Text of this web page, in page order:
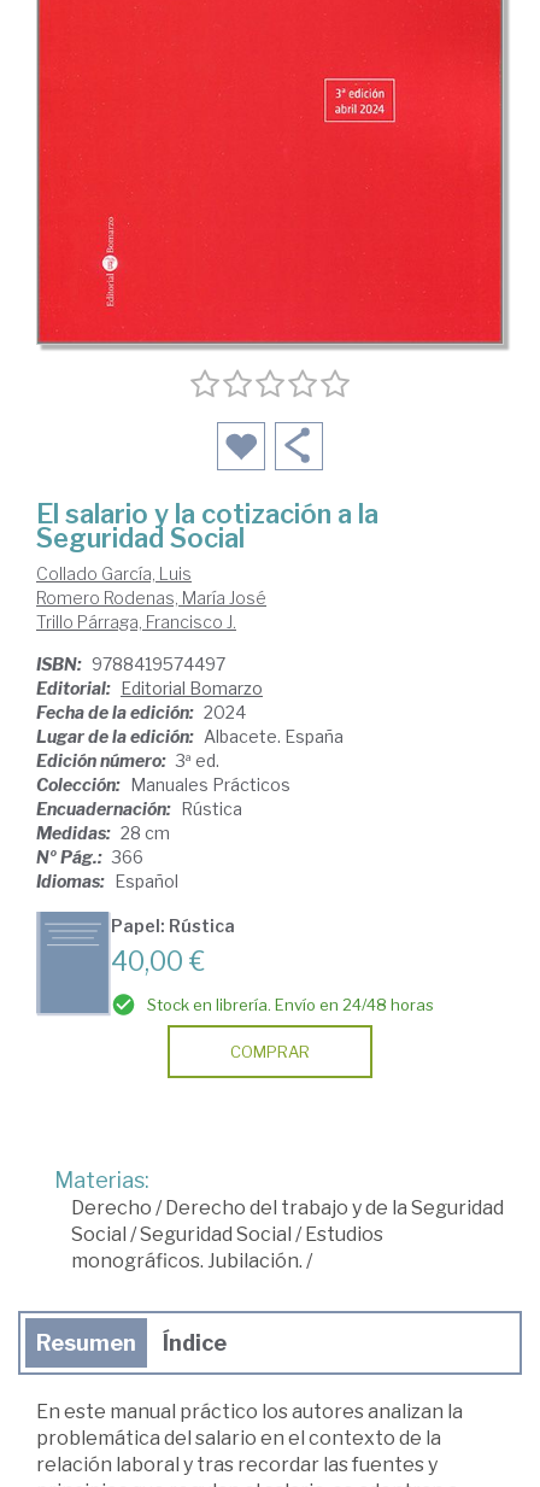
El salario y la cotización a la
Seguridad Social
Collado García, Luis
Romero Rodenas, María José
Trillo Párraga, Francisco J.
ISBN: 9788419574497
Editorial: Editorial Bomarzo
Fecha de la edición: 2024
Lugar de la edición: Albacete. España
Edición número: 3ª ed.
Colección: Manuales Prácticos
Encuadernación: Rústica
Medidas: 28 cm
Nº Pág.: 366
Idiomas: Español
Papel: Rústica
40,00 €
Stock en librería. Envío en 24/48 horas
COMPRAR
Materias:
Derecho / Derecho del trabajo y de la Seguridad
Social /Seguridad Social / Estudios
monográficos. Jubilación. /
Resumen Índice
En este manual práctico los autores analizan la
problemática del salario en el contexto de la
relación laboral y tras recordar las fuentes y